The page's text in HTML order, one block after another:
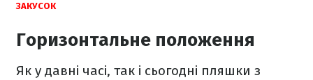
ЗАКУСОК
Горизонтальне положення
Як у давні часі, так і сьогодні пляшки з